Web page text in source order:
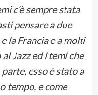
c’è sempre stata
pensare a due
la Francia e a molti
Jazz ed i temi che
esso è stato a
tempo, e come